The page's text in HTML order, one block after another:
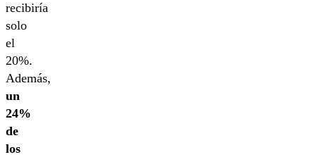
recibiría
solo
el
20%.
Además,
un
24%
de
los